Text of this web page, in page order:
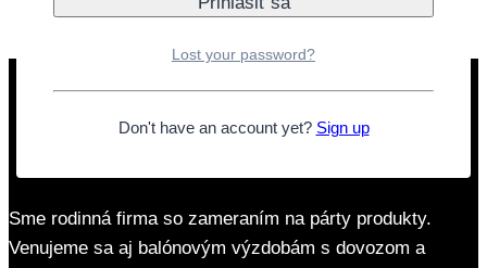
Sme rodinná firma so zameraním na párty produkty.
Venujeme sa aj balónovým výzdobám s dovozom a
Lost your password?
Don't have an account yet? Sign up